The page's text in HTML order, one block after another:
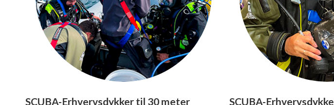
SCUBA-Erhvervsdykker til 30 meter SCUBA-